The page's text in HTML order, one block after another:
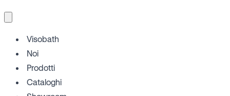
Visobath
Noi
Prodotti
Cataloghi